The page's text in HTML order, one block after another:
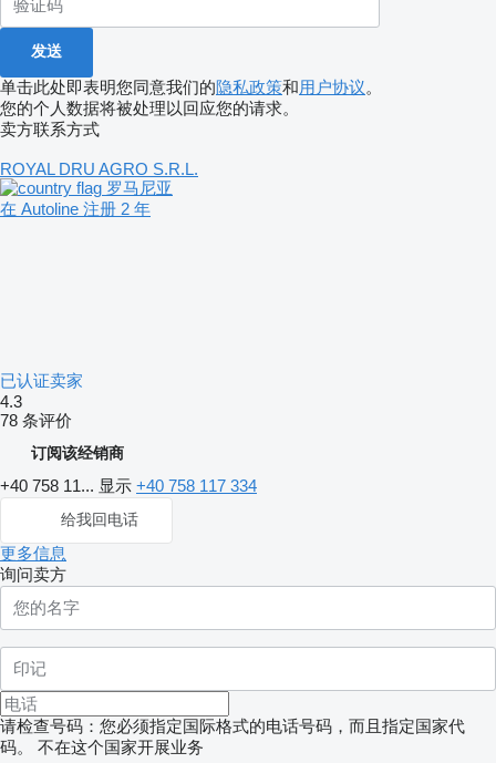
单击此处即表明您同意我们的隐私政策和用户协议。
您的个人数据将被处理以回应您的请求。
卖方联系方式
ROYAL DRU AGRO S.R.L.
罗马尼亚
在 Autoline 注册 2 年
已认证卖家
4.3
78 条评价
订阅该经销商
+40 758 11... 显示 +40 758 117 334
给我回电话
更多信息
询问卖方
请检查号码：您必须指定国际格式的电话号码，而且指定国家代
码。
不在这个国家开展业务